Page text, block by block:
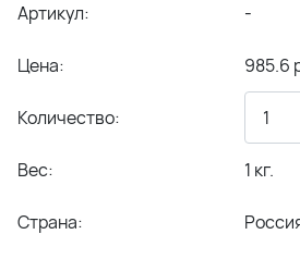
Артикул: -
Цена: 985.6
Количество:
Вес: 1 кг.
Страна: